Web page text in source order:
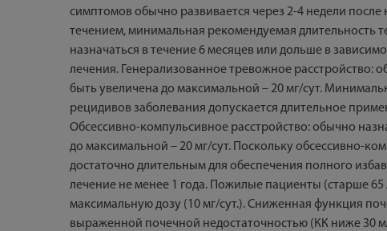
симптомов обычно развивается через 2-4 недели
течением, минимальная рекомендуемая длительность
назначаться в течение 6 месяцев или дольше в
лечения. Генерализованное тревожное расстройство:
быть увеличена до максимальной – 20 мг/сут.
рецидивов заболевания допускается длительное
Обсессивно-компульсивное расстройство: обычно
до максимальной – 20 мг/сут. Поскольку обсессивно-
достаточно длительным для обеспечения полного
лечение не менее 1 года. Пожилые пациенты (старше
максимальную дозу (10 мг/сут.). Сниженная функция
выраженной почечной недостаточностью (КК ниже 30